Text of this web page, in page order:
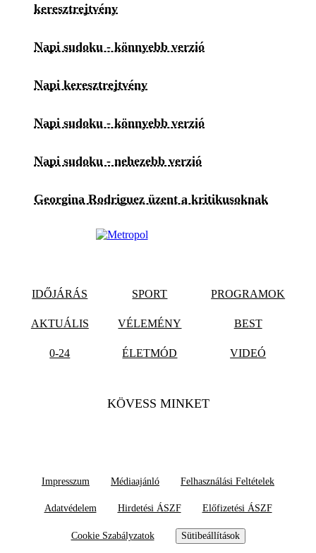
keresztrejtvény
Napi sudoku - könnyebb verzió
Napi keresztrejtvény
Napi sudoku - könnyebb verzió
Napi sudoku - nehezebb verzió
Georgina Rodriguez üzent a kritikusoknak
IDŐJÁRÁS SPORT PROGRAMOK
AKTUÁLIS VÉLEMÉNY BEST
0-24 ÉLETMÓD VIDEÓ
KÖVESS MINKET
Impresszum Médiaajánló Felhasználási Feltételek
Adatvédelem Hirdetési ÁSZF Előfizetési ÁSZF
Cookie Szabályzatok Sütibeállítások